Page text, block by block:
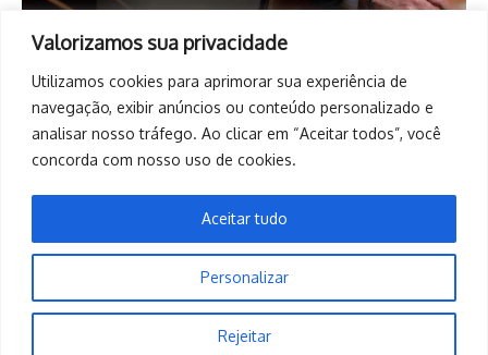
Valorizamos sua privacidade
Utilizamos cookies para aprimorar sua experiência de
navegação, exibir anúncios ou conteúdo personalizado e
analisar nosso tráfego. Ao clicar em “Aceitar todos”, você
concorda com nosso uso de cookies.
Personalizar
Rejeitar
Aceitar tudo
Copyright © 2026. Todos os direitos reservados. | Desenvolvido
Revista de Notícias X